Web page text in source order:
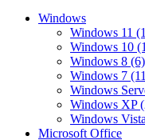
Windows
Windows 11
Windows 10
Windows 8 (6)
Windows 7
Windows
Windows XP
Windows
Microsoft Office